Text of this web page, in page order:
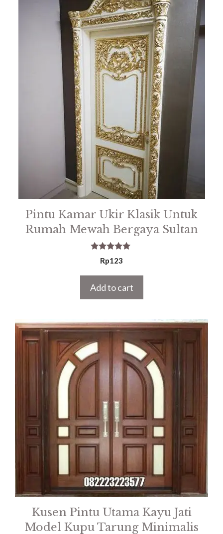
Pintu Kamar Ukir Klasik Untuk
Rumah Mewah Bergaya Sultan
5.00
out of 5
Rp123
Add to cart
Kusen Pintu Utama Kayu Jati
Model Kupu Tarung Minimalis